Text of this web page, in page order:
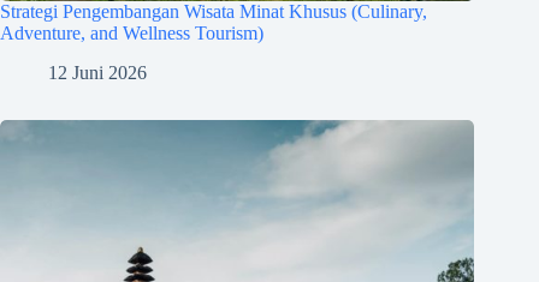
Strategi Pengembangan Wisata Minat Khusus (Culinary,
Adventure, and Wellness Tourism)
12 Juni 2026